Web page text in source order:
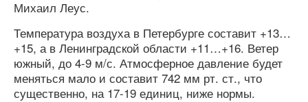
Михаил Леус.
Температура воздуха в Петербурге составит +13…
+15, а в Ленинградской области +11…+16. Ветер
южный, до 4-9 м/с. Атмосферное давление будет
меняться мало и составит 742 мм рт. ст., что
существенно, на 17-19 единиц, ниже нормы.